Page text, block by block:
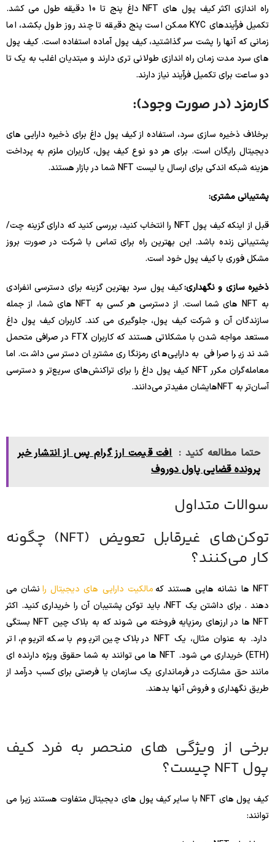
راه اندازی اکثر کیف پول های NFT داغ پنج تا 10 دقیقه طول می کشد.
تکمیل فرآیندهای KYC ممکن است پنج دقیقه تا چند روز طول بکشد، اما
زمانی که آنها را پشت سر گذاشتید، کیف پول آماده استفاده است. کیف پول
های سرد مدت زمان راه اندازی طولانی تری دارند و مبتدیان اغلب به یک تا
دو ساعت برای تکمیل فرآیند نیاز دارند.
کارمزد (در صورت وجود):
برخلاف ذخیره سازی سرد، استفاده از کیف پول داغ برای ذخیره دارایی های
دیجیتال رایگان است. برای هر دو نوع کیف پول، کاربران ملزم به پرداخت
هزینه شبکه اندکی برای ارسال یا لیست NFT شما در بازار هستند.
پشتیبانی مشتری:
قبل از اینکه کیف پول NFT را انتخاب کنید، بررسی کنید که دارای گزینه چت/
پشتیبانی زنده باشد. این بهترین راه برای تماس با شرکت در صورت بروز
مشکل فوری با کیف پول خود است.
ذخیره سازی و نگهداری:کیف پول سرد بهترین گزینه برای دسترسی انفرادی
به NFT های شما است. از دسترسی هر کسی به NFT های شما، از جمله
سازندگان آن و شرکت کیف پول، جلوگیری می کند. کاربران کیف پول داغ
مستعد مواجه شدن با مشکلاتی هستند که کاربران FTX در صرافی متحمل
شدند زیرا صرافی به دارایی‌های رمزنگاری مشتریان دسترسی داشت. اما
معامله‌گران مکرر NFT کیف پول داغ را برای تراکنش‌های سریع‌تر و دسترسی
آسان‌تر به NFT‌هایشان مفیدتر می‌دانند.
حتما مطالعه کنید : افت قیمت ارز گرام پس از انتشار خبر
پرونده قضایی پاول دوروف
سوالات متداول
توکن‌های غیرقابل تعویض (NFT) چگونه
کار می‌کنند؟
NFT ها نشانه هایی هستند که مالکیت دارایی های دیجیتال را نشان می
دهند . برای داشتن یک NFT، باید توکن پشتیبان آن را خریداری کنید. اکثر
NFT ها در ارزهای رمزپایه فروخته می شوند که به بلاک چین NFT بستگی
دارد. به عنوان مثال، یک NFT در بلاک چین اتریوم با سکه اتریوم، اتر
(ETH) خریداری می شود. NFT ها می توانند به شما حقوق ویژه دارنده ای
مانند حق مشارکت در فرمانداری یک سازمان یا فرصتی برای کسب درآمد از
طریق نگهداری و فروش آنها بدهند.
برخی از ویژگی های منحصر به فرد کیف
پول NFT چیست؟
کیف پول های NFT با سایر کیف پول های دیجیتال متفاوت هستند زیرا می
توانند: